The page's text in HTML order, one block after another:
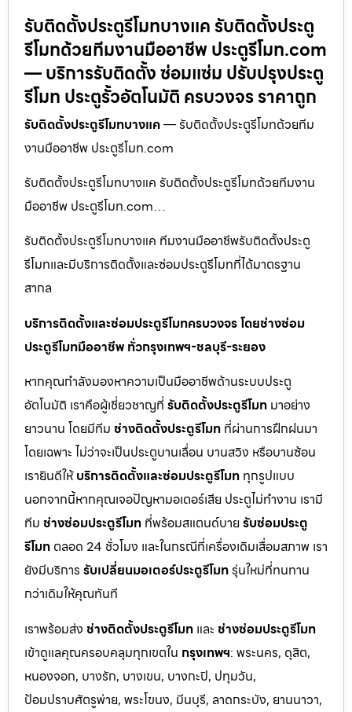
รับติดตั้งประตูรีโมทบางแค รับติดตั้งประตู
รีโมทด้วยทีมงานมืออาชีพ ประตูรีโมท.com
— บริการรับติดตั้ง ซ่อมแซ่ม ปรับปรุงประตู
รีโมท ประตูรั้วอัตโนมัติ ครบวงจร ราคาถูก
รับติดตั้งประตูรีโมทบางแค— รับติดตั้งประตูรีโมทด้วยทีม
งานมืออาชีพ ประตูรีโมท.com
รับติดตั้งประตูรีโมทบางแค รับติดตั้งประตูรีโมทด้วยทีมงาน
มืออาชีพ ประตูรีโมท.com…
รับติดตั้งประตูรีโมทบางแค ทีมงานมืออาชีพรับติดตั้งประตู
รีโมทและมีบริการติดตั้งและซ่อมประตูรีโมทที่ได้มาตรฐาน
สากล
บริการติดตั้งและซ่อมประตูรีโมทครบวงจร โดยช่างซ่อม
ประตูรีโมทมืออาชีพ ทั่วกรุงเทพฯ-ชลบุรี-ระยอง
หากคุณกำลังมองหาความเป็นมืออาชีพด้านระบบประตู
อัตโนมัติ เราคือผู้เชี่ยวชาญที่ รับติดตั้งประตูรีโมท มาอย่าง
ยาวนาน โดยมีทีม ช่างติดตั้งประตูรีโมท ที่ผ่านการฝึกฝนมา
โดยเฉพาะ ไม่ว่าจะเป็นประตูบานเลื่อน บานสวิง หรือบานซ้อน
เรายินดีให้บริการติดตั้งและซ่อมประตูรีโมท ทุกรูปแบบ
นอกจากนี้หากคุณเจอปัญหามอเตอร์เสีย ประตูไม่ทำงาน เรามี
ทีม ช่างซ่อมประตูรีโมท ที่พร้อมสแตนด์บาย รับซ่อมประตู
รีโมท ตลอด 24 ชั่วโมง และในกรณีที่เครื่องเดิมเสื่อมสภาพ เรา
ยังมีบริการ รับเปลี่ยนมอเตอร์ประตูรีโมทรุ่นใหม่ที่ทนทาน
กว่าเดิมให้คุณทันที
เราพร้อมส่ง ช่างติดตั้งประตูรีโมท และ ช่างซ่อมประตูรีโมท
เข้าดูแลคุณครอบคลุมทุกเขตใน กรุงเทพฯ: พระนคร, ดุสิต,
หนองจอก, บางรัก, บางเขน, บางกะปิ, ปทุมวัน,
ป้อมปราบศัตรูพ่าย, พระโขนง, มีนบุรี, ลาดกระบัง, ยานนาวา,